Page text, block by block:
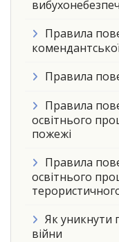
Правила
Правила
Правила
освітнього
пожежі
Правила
освітнього
Як уникнути
війни